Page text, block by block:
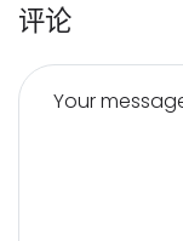
评论
Your